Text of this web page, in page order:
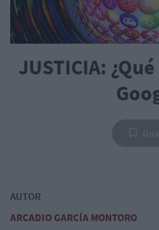
JUSTICIA:
AUTOR
ARCADIO GARCÍA MONTORO